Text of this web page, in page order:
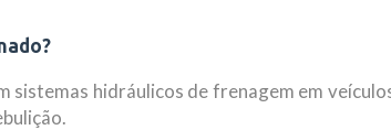
sistemas hidráulicos de frenagem em